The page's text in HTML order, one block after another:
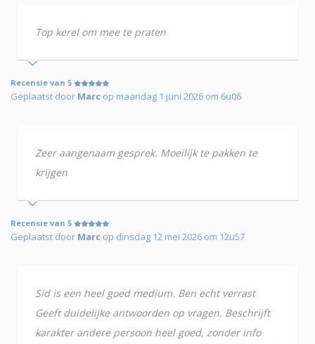
Top kerel om mee te praten
Recensie van 5
Geplaatst door Marc op maandag 1 juni 2026 om 6u06
Zeer aangenaam gesprek. Moeilijk te pakken te
krijgen
Recensie van 5
Geplaatst door Marc op dinsdag 12 mei 2026 om 12u57
Sid is een heel goed medium. Ben echt verrast
Geeft duidelijke antwoorden op vragen. Beschrijft
karakter andere persoon heel goed, zonder info